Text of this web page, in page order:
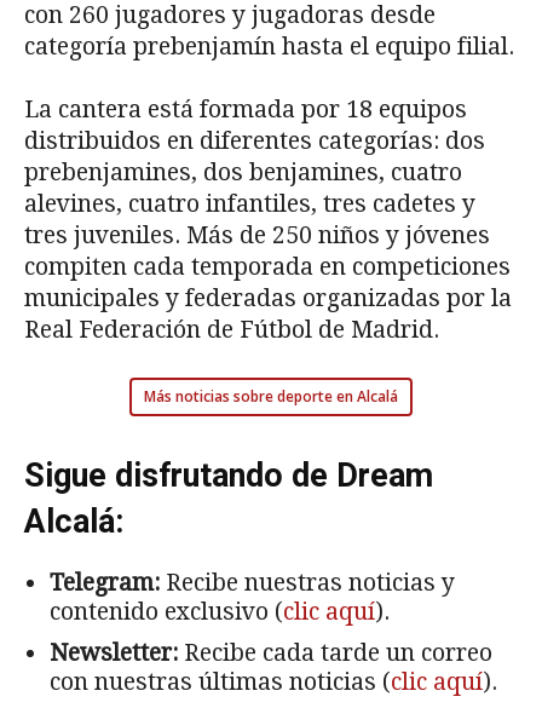
con 260 jugadores y jugadoras desde
categoría prebenjamín hasta el equipo filial.
La cantera está formada por 18 equipos
distribuidos en diferentes categorías: dos
prebenjamines, dos benjamines, cuatro
alevines, cuatro infantiles, tres cadetes y
tres juveniles. Más de 250 niños y jóvenes
compiten cada temporada en competiciones
municipales y federadas organizadas por la
Real Federación de Fútbol de Madrid.
Más noticias sobre deporte en Alcalá
Sigue disfrutando de Dream
Alcalá:
Telegram: Recibe nuestras noticias y
contenido exclusivo (clic aquí).
Newsletter: Recibe cada tarde un correo
con nuestras últimas noticias (clic aquí).